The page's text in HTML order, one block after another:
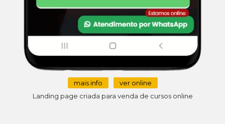
mais info
ver online
Landing page criada para venda de cursos online